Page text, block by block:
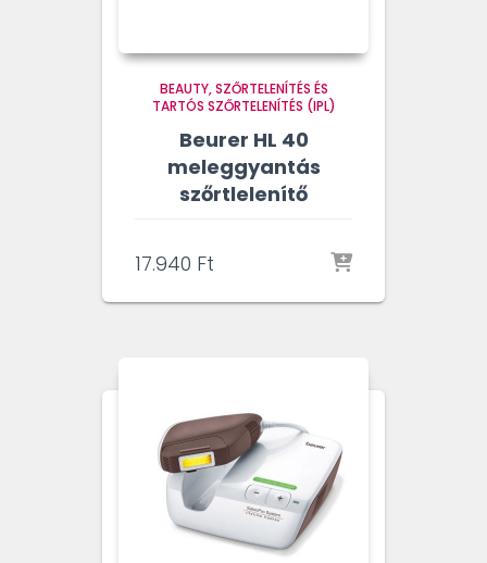
BEAUTY SZŐRTELENÍTÉS ÉS
TARTÓS SZŐRTELENÍTÉS (IPL)
Beurer HL 40
meleggyantás
szőrtlelenítő
17.940 Ft